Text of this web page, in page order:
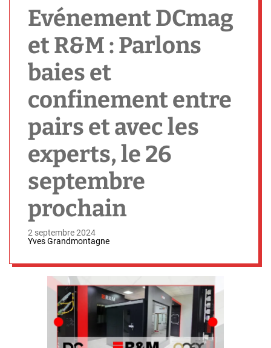
Evénement DCmag
et R&M : Parlons
baies et
confinement entre
pairs et avec les
experts, le 26
septembre
prochain
2 septembre 2024
Yves Grandmontagne